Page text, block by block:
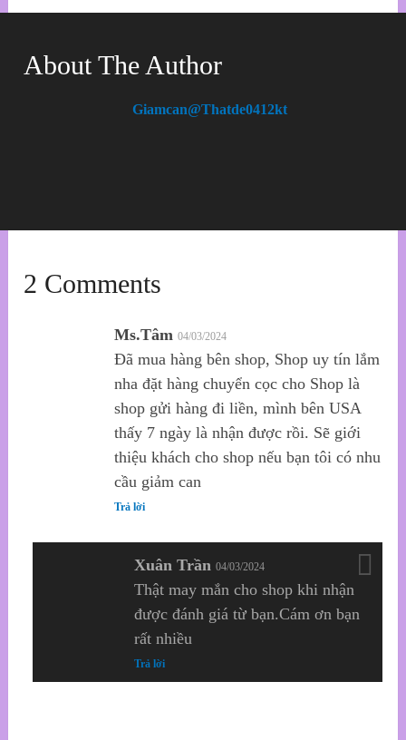
About The Author
Giamcan@thatde0412kt
2 Comments
Ms.Tâm 04/03/2024
Đã mua hàng bên shop, Shop uy tín lắm
nha đặt hàng chuyển cọc cho Shop là
shop gửi hàng đi liền, mình bên USA
thấy 7 ngày là nhận được rồi. Sẽ giới
thiệu khách cho shop nếu bạn tôi có nhu
cầu giảm can
Trả lời
Xuân Trần 04/03/2024
Thật may mắn cho shop khi nhận
được đánh giá từ bạn.Cám ơn bạn
rất nhiều
Trả lời